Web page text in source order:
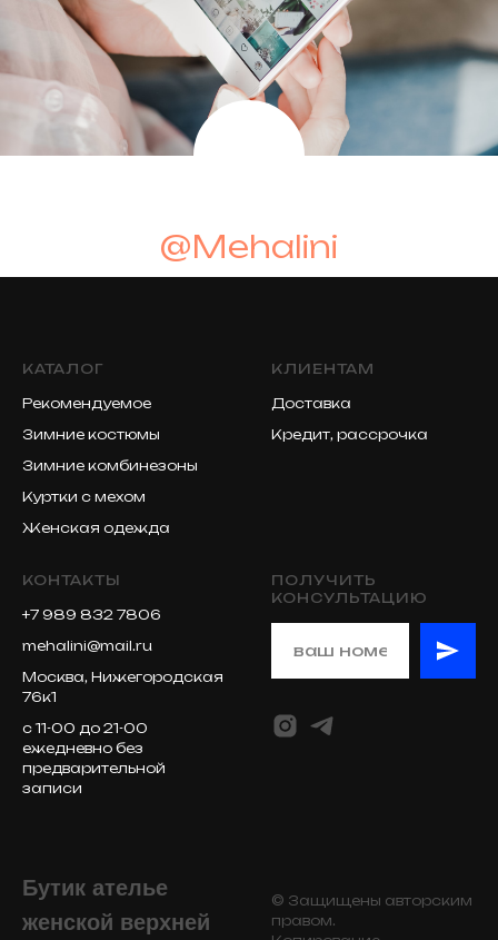
@Mehalini
КАТАЛОГ
Рекомендуемое
Зимние костюмы
Зимние комбинезоны
Куртки с мехом
Женская одежда
КЛИЕНТАМ
Доставка
Кредит, рассрочка
КОНТАКТЫ
+7 989 832 7806
mehalini@mail.ru
Москва, Нижегородская
76к1
с 11-00 до 21-00
ежедневно без
предварительной
записи
ПОЛУЧИТЬ
КОНСУЛЬТАЦИЮ
Бутик ателье
женской верхней
© Защищены авторским
правом.